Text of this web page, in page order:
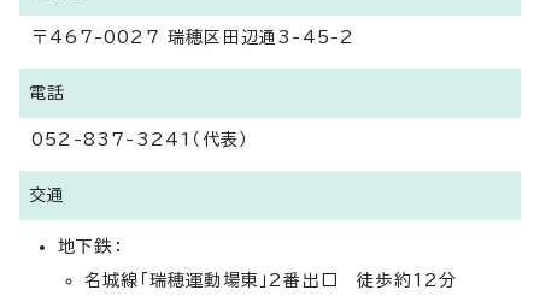
〒467-0027 瑞穂区田辺通3-45-2
電話
052-837-3241（代表）
交通
地下鉄：
名城線「瑞穂運動場東」2番出口 徒歩約12分